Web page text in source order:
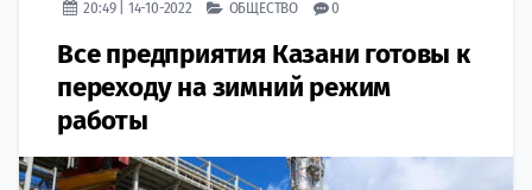
20:49 | 14-10-2022 ОБЩЕСТВО 0
Все предприятия Казани готовы к
переходу на зимний режим
работы